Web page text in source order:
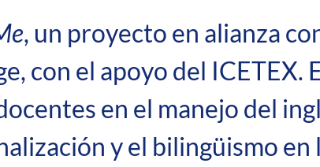
, un proyecto en alianza
con el apoyo del ICETEX.
en el manejo del
y el bilingüismo en